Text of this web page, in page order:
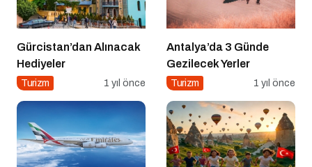
Gürcistan’dan Alınacak
Hediyeler
Turizm 1 yıl önce
Antalya’da 3 Günde
Gezilecek Yerler
Turizm 1 yıl önce